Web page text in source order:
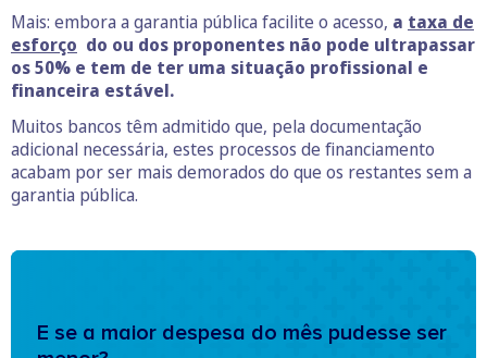
Mais: embora a garantia pública facilite o acesso, a taxa de
esforço do ou dos proponentes não pode ultrapassar
os 50% e tem de ter uma situação profissional e
financeira estável.
Muitos bancos têm admitido que, pela documentação
adicional necessária, estes processos de financiamento
acabam por ser mais demorados do que os restantes sem a
garantia pública.
E se a maior despesa do mês pudesse ser